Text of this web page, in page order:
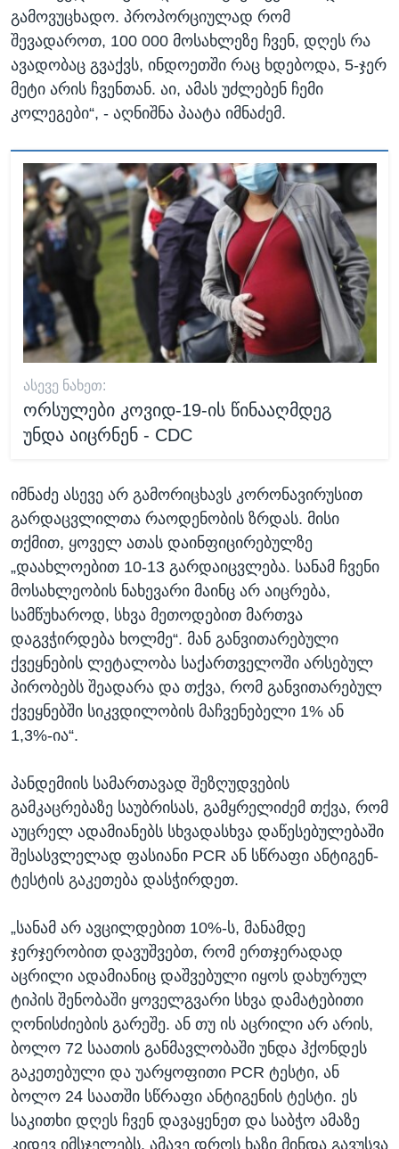
გამოვუცხადო. პროპორციულად რომ
შევადაროთ, 100 000 მოსახლეზე ჩვენ, დღეს რა
ავადობაც გვაქვს, ინდოეთში რაც ხდებოდა, 5-ჯერ
მეტი არის ჩვენთან. აი, ამას უძლებენ ჩემი
კოლეგები“, - აღნიშნა პაატა იმნაძემ.
ᲐᲡᲔᲕᲔ ᲜᲐᲮᲔᲗ:
ორსულები კოვიდ-19-ის წინააღმდეგ
უნდა აიცრნენ - CDC
იმნაძე ასევე არ გამორიცხავს კორონავირუსით
გარდაცვლილთა რაოდენობის ზრდას. მისი
თქმით, ყოველ ათას დაინფიცირებულზე
„დაახლოებით 10-13 გარდაიცვლება. სანამ ჩვენი
მოსახლეობის ნახევარი მაინც არ აიცრება,
სამწუხაროდ, სხვა მეთოდებით მართვა
დაგვჭირდება ხოლმე“. მან განვითარებული
ქვეყნების ლეტალობა საქართველოში არსებულ
პირობებს შეადარა და თქვა, რომ განვითარებულ
ქვეყნებში სიკვდილობის მაჩვენებელი 1% ან
1,3%-ია“.
პანდემიის სამართავად შეზღუდვების
გამკაცრებაზე საუბრისას, გამყრელიძემ თქვა, რომ
აუცრელ ადამიანებს სხვადასხვა დაწესებულებაში
შესასვლელად ფასიანი PCR ან სწრაფი ანტიგენ-
ტესტის გაკეთება დასჭირდეთ.
„სანამ არ ავცილდებით 10%-ს, მანამდე
ჯერჯერობით დავუშვებთ, რომ ერთჯერადად
აცრილი ადამიანიც დაშვებული იყოს დახურულ
ტიპის შენობაში ყოველგვარი სხვა დამატებითი
ღონისძიების გარეშე. ან თუ ის აცრილი არ არის,
ბოლო 72 საათის განმავლობაში უნდა ჰქონდეს
გაკეთებული და უარყოფითი PCR ტესტი, ან
ბოლო 24 საათში სწრაფი ანტიგენის ტესტი. ეს
საკითხი დღეს ჩვენ დავაყენეთ და საბჭო ამაზე
კიდევ იმსჯელებს. ამავე დროს ხაზი მინდა გავუსვა